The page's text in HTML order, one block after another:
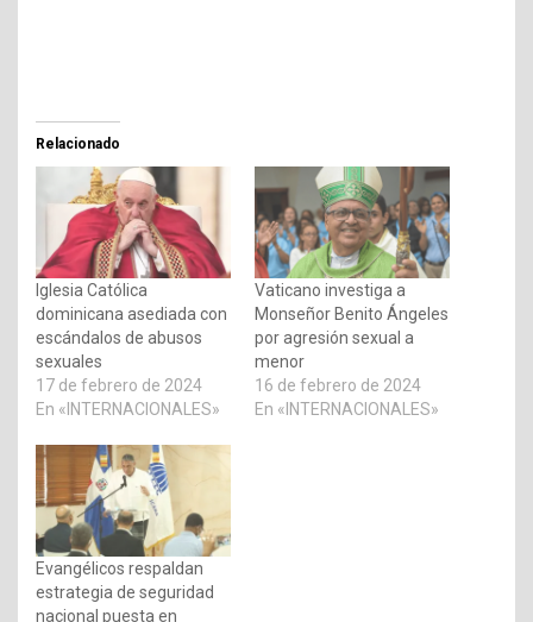
Relacionado
Iglesia Católica
dominicana asediada con
escándalos de abusos
sexuales
17 de febrero de 2024
En «INTERNACIONALES»
Vaticano investiga a
Monseñor Benito Ángeles
por agresión sexual a
menor
16 de febrero de 2024
En «INTERNACIONALES»
Evangélicos respaldan
estrategia de seguridad
nacional puesta en